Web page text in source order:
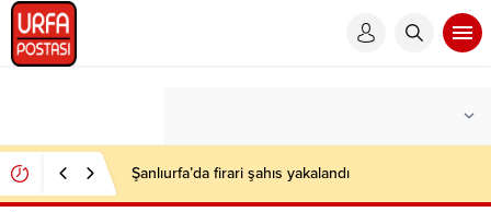
Şanlıurfa’da firari şahıs yakalandı